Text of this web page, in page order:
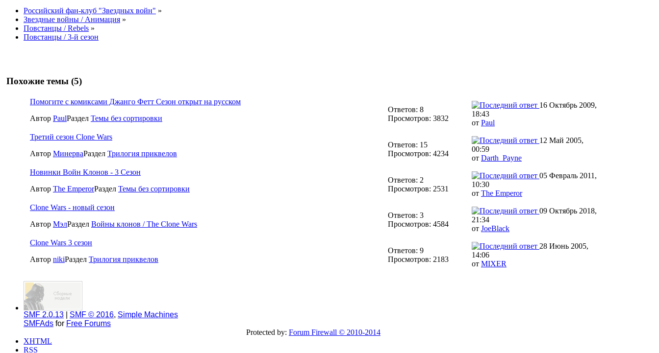
Российский фан-клуб "Звездных войн" »
Звездные войны / Анимация »
Повстанцы / Rebels »
Повстанцы / 3-й сезон
Похожие темы (5)
Помогите с комиксами Джанго Фетт Сезон открыт на русском
Автор PaulРаздел Темы без сортировки
Ответов: 8
Просмотров: 3832
16 Октябрь 2009,
18:43
от Paul
Третий сезон Clone Wars
Автор МинерваРаздел Трилогия приквелов
Ответов: 15
Просмотров: 4234
12 Май 2005,
00:59
от Darth_Payne
Новинки Войн Клонов - 3 Сезон
Автор The EmperorРаздел Темы без сортировки
Ответов: 2
Просмотров: 2531
05 Февраль 2011,
10:30
от The Emperor
Clone Wars - новый сезон
Автор МэлРаздел Войны клонов / The Clone Wars
Ответов: 3
Просмотров: 4584
09 Октябрь 2018,
21:34
от JoeBlack
Clone Wars 3 сезон
Автор nikiРаздел Трилогия приквелов
Ответов: 9
Просмотров: 2183
28 Июнь 2005,
14:06
от MIXER
SMF 2.0.13 SMF © 2016, Simple Machines
SMFAds for Free Forums
Protected by: Forum Firewall © 2010-2014
XHTML
RSS